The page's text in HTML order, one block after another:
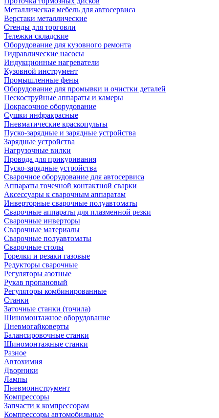
Металлическая мебель для автосервиса
Верстаки металлические
Стенды для торговли
Тележки складские
Оборудование для кузовного ремонта
Гидравлические насосы
Индукционные нагреватели
Кузовной инструмент
Промышленные фены
Оборудование для промывки и очистки деталей
Пескоструйные аппараты и камеры
Покрасочное оборудование
Сушки инфракрасные
Пневматические краскопульты
Пуско-зарядные и зарядные устройства
Зарядные устройства
Нагрузочные вилки
Провода для прикуривания
Пуско-зарядные устройства
Сварочное оборудование для автосервиса
Аппараты точечной контактной сварки
Аксессуары к сварочным аппаратам
Инверторные сварочные полуавтоматы
Сварочные аппараты для плазменной резки
Сварочные инверторы
Сварочные материалы
Сварочные полуавтоматы
Сварочные столы
Горелки и резаки газовые
Редукторы сварочные
Регуляторы азотные
Рукав пропановый
Регуляторы комбинированные
Станки
Заточные станки (точила)
Шиномонтажное оборудование
Пневмогайковерты
Балансировочные станки
Шиномонтажные станки
Разное
Автохимия
Дворники
Лампы
Пневмоинструмент
Компрессоры
Запчасти к компрессорам
Компрессоры автомобильные